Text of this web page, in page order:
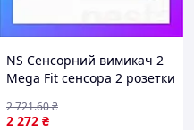
NS Сенсорний вимикач 2
Mega Fit сенсора 2 розетки
C702/C7C2EU-13) Nes22/Q
2 272 ₴
2 721.60₴